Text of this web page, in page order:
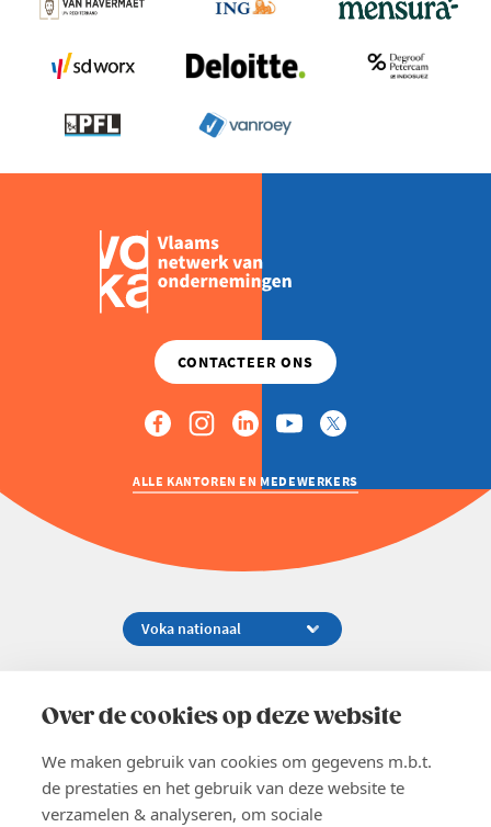
Over de cookies op deze website
We maken gebruik van cookies om gegevens m.b.t.
de prestaties en het gebruik van deze website te
verzamelen & analyseren, om sociale
ALLE KANTOREN EN MEDEWERKERS
02 229 81 11